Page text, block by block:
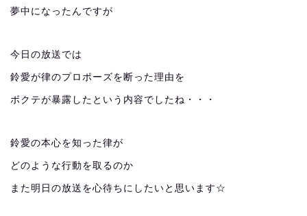
夢中になったんですが
今日の放送では
鈴愛が律のプロポーズを断った理由を
ボクテが暴露したという内容でしたね・・・
鈴愛の本心を知った律が
どのような行動を取るのか
また明日の放送を心待ちにしたいと思います☆